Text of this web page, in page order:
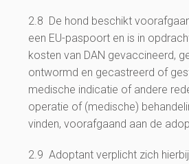
2.8 De hond beschikt
een EU-paspoort en is in
kosten van DAN gevaccineerd,
ontwormd en gecastreerd of
medische indicatie of andere
operatie of (medische)
vinden, voorafgaand aan de
2.9 Adoptant verplicht zich